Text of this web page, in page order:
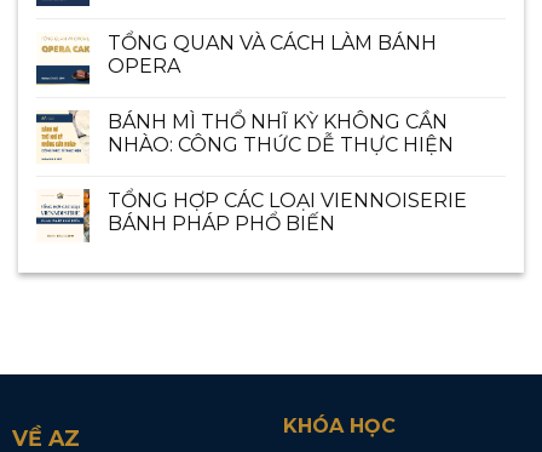
TỔNG QUAN VÀ CÁCH LÀM BÁNH
OPERA
BÁNH MÌ THỔ NHĨ KỲ KHÔNG CẦN
NHÀO: CÔNG THỨC DỄ THỰC HIỆN
TỔNG HỢP CÁC LOẠI VIENNOISERIE
BÁNH PHÁP PHỔ BIẾN
VỀ AZ KHÓA HỌC